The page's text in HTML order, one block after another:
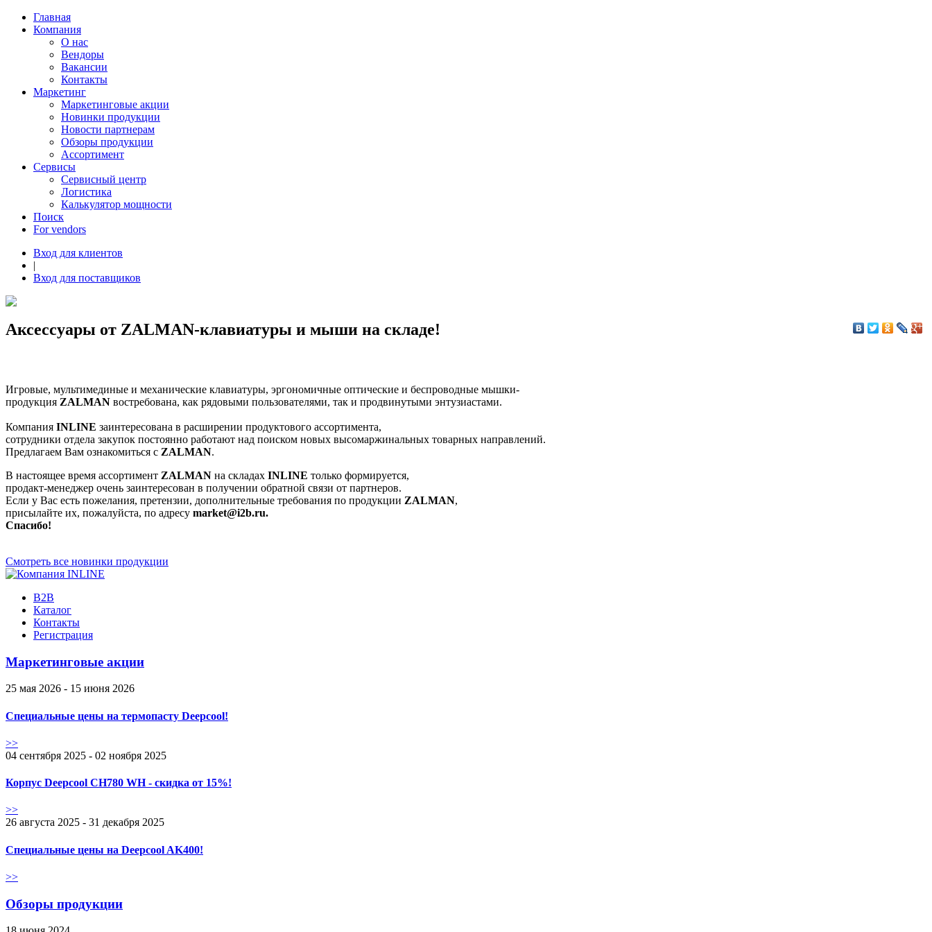
Главная
Компания
О нас
Вендоры
Вакансии
Контакты
Маркетинг
Маркетинговые акции
Новинки продукции
Новости партнерам
Обзоры продукции
Ассортимент
Сервисы
Сервисный центр
Логистика
Калькулятор мощности
Поиск
For vendors
Вход для клиентов
|
Вход для поставщиков
Аксессуары от ZALMAN-клавиатуры и мыши на складе!
Игровые, мультимединые и механические клавиатуры, эргономичные оптические и беспроводные мышки-
продукция ZALMAN востребована, как рядовыми пользователями, так и продвинутыми энтузиастами.
Компания INLINE заинтересована в расширении продуктового ассортимента,
сотрудники отдела закупок постоянно работают над поиском новых высомаржинальных товарных направлений.
Предлагаем Вам ознакомиться с ZALMAN.
В настоящее время ассортимент ZALMAN на складах INLINE только формируется,
продакт-менеджер очень заинтересован в получении обратной связи от партнеров.
Если у Вас есть пожелания, претензии, дополнительные требования по продукции ZALMAN,
присылайте их, пожалуйста, по адресу market@i2b.ru.
Спасибо!
Смотреть все новинки продукции
B2B
Каталог
Контакты
Регистрация
Маркетинговые акции
25 мая 2026 - 15 июня 2026
Специальные цены на термопасту Deepcool!
>>
04 сентября 2025 - 02 ноября 2025
Корпус Deepcool CH780 WH - скидка от 15%!
>>
26 августа 2025 - 31 декабря 2025
Специальные цены на Deepcool AK400!
>>
Обзоры продукции